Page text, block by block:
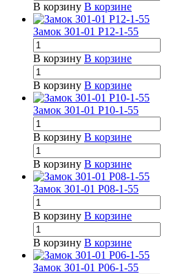
В корзину В корзине
Замок З01-01 Р12-1-55
В корзину В корзине
В корзину В корзине
Замок З01-01 Р10-1-55
В корзину В корзине
В корзину В корзине
Замок З01-01 Р08-1-55
В корзину В корзине
В корзину В корзине
Замок З01-01 Р06-1-55